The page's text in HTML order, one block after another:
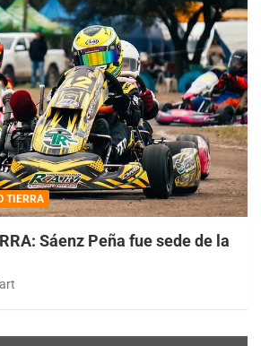
TIERRA
Sáenz Peña fue sede de la